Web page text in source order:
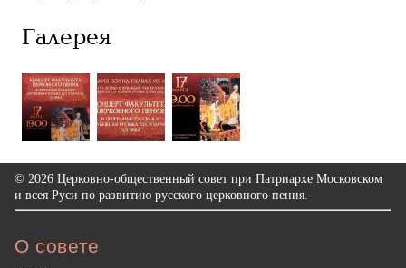
Галерея
© 2026 Церковно-общественный совет при Патриархе Московском
и всея Руси по развитию русского церковного пения.
О совете